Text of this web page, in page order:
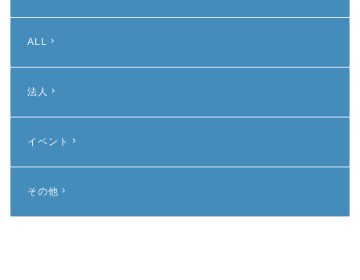
ALL
法人
イベント
その他